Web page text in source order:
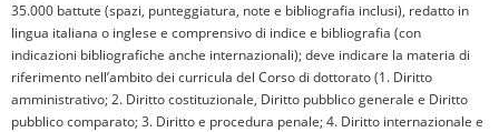
35.000 battute (spazi, punteggiatura, note e bibliografia inclusi), redatto in
lingua italiana o inglese e comprensivo di indice e bibliografia (con
indicazioni bibliografiche anche internazionali); deve indicare la materia di
riferimento nell’ambito dei curricula del Corso di dottorato (1. Diritto
amministrativo; 2. Diritto costituzionale, Diritto pubblico generale e Diritto
pubblico comparato; 3. Diritto e procedura penale; 4. Diritto internazionale e